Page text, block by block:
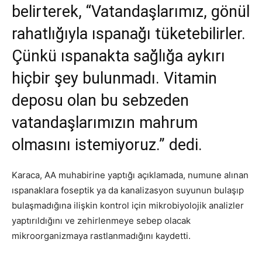
belirterek, “Vatandaşlarımız, gönül
rahatlığıyla ıspanağı tüketebilirler.
Çünkü ıspanakta sağlığa aykırı
hiçbir şey bulunmadı. Vitamin
deposu olan bu sebzeden
vatandaşlarımızın mahrum
olmasını istemiyoruz.” dedi.
Karaca, AA muhabirine yaptığı açıklamada, numune alınan
ıspanaklara foseptik ya da kanalizasyon suyunun bulaşıp
bulaşmadığına ilişkin kontrol için mikrobiyolojik analizler
yaptırıldığını ve zehirlenmeye sebep olacak
mikroorganizmaya rastlanmadığını kaydetti.